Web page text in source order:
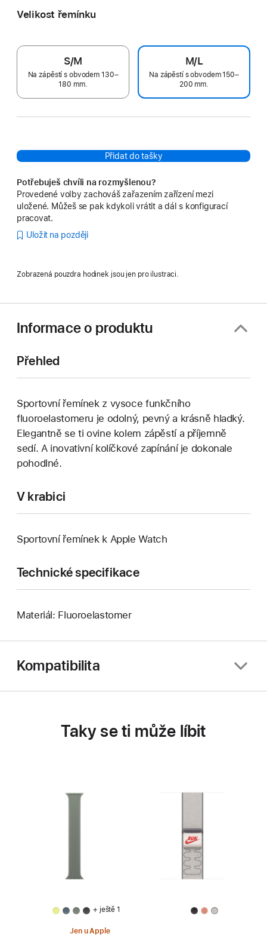
Velikost řemínku
S/M
Na zápěstí s obvodem 130–
180 mm.
M/L
Na zápěstí s obvodem 150–
200 mm.
Přidat do tašky
Potřebuješ chvíli na rozmyšlenou?
Provedené volby zachováš zařazením zařízení mezi
uložené. Můžeš se pak kdykoli vrátit a dál s konfigurací
pracovat.
Uložit na později
Zobrazená pouzdra hodinek jsou jen pro ilustraci.
Informace o produktu
Přehled
Sportovní řemínek z vysoce funkčního
fluoroelastomeru je odolný, pevný a krásně hladký.
Elegantně se ti ovine kolem zápěstí a příjemně
sedí. A inovativní kolíčkové zapínání je dokonale
pohodlné.
V krabici
Sportovní řemínek k Apple Watch
Technické specifikace
Materiál: Fluoroelastomer
Kompatibilita
Taky se ti může líbit
+ ještě 1
Jen u Apple